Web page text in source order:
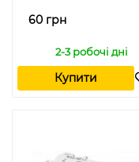
60 грн
2-3 робочі дні
Купити